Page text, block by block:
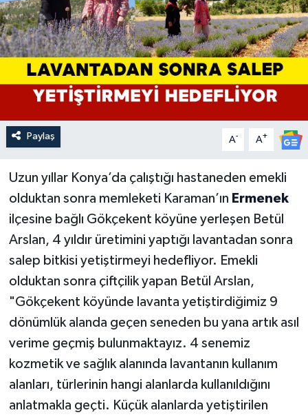
Paylaş A- A+
Uzun yıllar Konya’da çalıştığı hastaneden emekli
olduktan sonra memleketi Karaman’ın Ermenek
ilçesine bağlı Gökçekent köyüne yerleşen Betül
Arslan, 4 yıldır üretimini yaptığı lavantadan sonra
salep bitkisi yetiştirmeyi hedefliyor. Emekli
olduktan sonra çiftçilik yapan Betül Arslan,
"Gökçekent köyünde lavanta yetiştirdiğimiz 9
dönümlük alanda geçen seneden bu yana artık asıl
verime geçmiş bulunmaktayız. 4 senemiz
kozmetik ve sağlık alanında lavantanın kullanım
alanları, türlerinin hangi alanlarda kullanıldığını
anlatmakla geçti. Küçük alanlarda yetiştirilen